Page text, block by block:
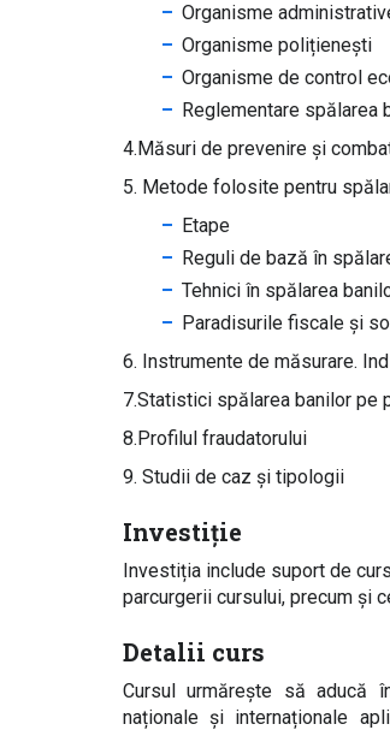
Organisme
Organisme polițienești
Organisme de control
Reglementare spălarea
4.Măsuri de prevenire și
5. Metode folosite pentru
Etape
Reguli de bază în
Tehnici în spălarea
Paradisurile fiscale și
6. Instrumente de măsurare.
7.Statistici spălarea banilor pe
8.Profilul fraudatorului
9. Studii de caz și tipologii
Investiție
Investiția include suport de
parcurgerii cursului, precum și
Detalii curs
Cursul urmărește să aducă
naționale și internaționale